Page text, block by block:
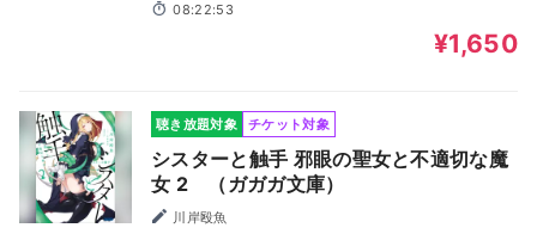
08:22:53
¥1,650
聴き放題対象 チケット対象
シスターと触手 邪眼の聖女と不適切な魔
女 2 （ガガガ文庫）
川岸殴魚